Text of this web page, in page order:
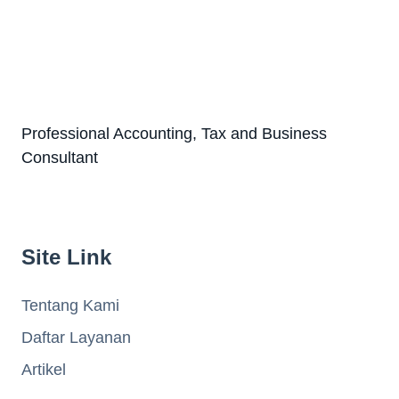
Professional Accounting, Tax and Business
Consultant
Site Link
Tentang Kami
Daftar Layanan
Artikel